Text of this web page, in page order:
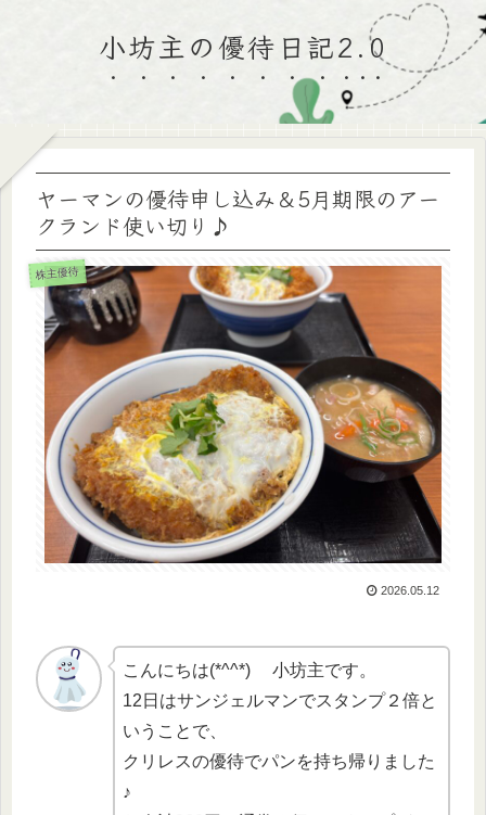
小坊主の優待日記2.0
ヤーマンの優待申し込み＆5月期限のアー
クランド使い切り♪
株主優待
2026.05.12
こんにちは(*^^*) 小坊主です。
12日はサンジェルマンでスタンプ２倍と
いうことで、
クリレスの優待でパンを持ち帰りました
♪